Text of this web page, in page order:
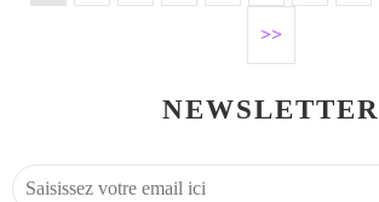
>>
NEWSLETTER